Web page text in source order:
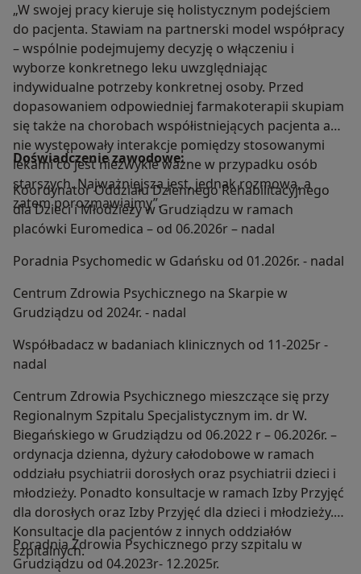
„W swojej pracy kieruje się holistycznym podejściem
do pacjenta. Stawiam na partnerski model współpracy
– wspólnie podejmujemy decyzję o włączeniu i
wyborze konkretnego leku uwzględniając
indywidualne potrzeby konkretnej osoby. Przed
dopasowaniem odpowiedniej farmakoterapii skupiam
się także na chorobach współistniejących pacjenta aby
nie występowały interakcje pomiędzy stosowanymi
lekami co jest niezwykle ważne w przypadku osób
starszych. Najważniejsza jest, jednak rozmowa, a
zatem porozmawiajmy”.
Doświadczenie zawodowe:
Koordynator Oddziału Dziennego Rehabilitacyjnego
dla Dzieci i Młodzieży w Grudziądzu w ramach
placówki Euromedica – od 06.2026r – nadal
Poradnia Psychomedic w Gdańsku od 01.2026r. - nadal
Centrum Zdrowia Psychicznego na Skarpie w
Grudziądzu od 2024r. - nadal
Współbadacz w badaniach klinicznych od 11-2025r -
nadal
Centrum Zdrowia Psychicznego mieszczące się przy
Regionalnym Szpitalu Specjalistycznym im. dr W.
Biegańskiego w Grudziądzu od 06.2022 r – 06.2026r. –
ordynacja dzienna, dyżury całodobowe w ramach
oddziału psychiatrii dorosłych oraz psychiatrii dzieci i
młodzieży. Ponadto konsultacje w ramach Izby Przyjęć
dla dorosłych oraz Izby Przyjęć dla dzieci i młodzieży.
Konsultacje dla pacjentów z innych oddziałów
szpitalnych.
Poradnia Zdrowia Psychicznego przy szpitalu w
Grudziądzu od 04.2023r- 12.2025r.